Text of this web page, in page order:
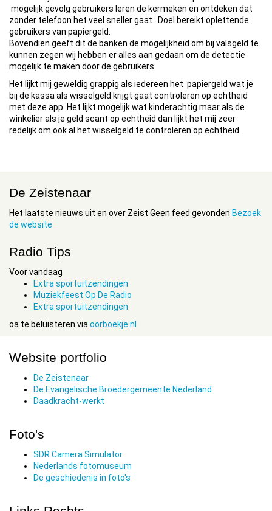
mogelijk gevolg gebruikers leren de kermeken en ontdeken dat
zonder telefoon het veel sneller gaat. Doel bereikt oplettende
gebruikers van papiergeld.
Bovendien geeft dit de banken de mogelijkheid om bij valsgeld te
kunnen zegen wij hebben er alles aan gedaan om de detectie
mogelijk te maken door de gebruikers.
Het lijkt mij geweldig grappig als iedereen het papiergeld wat je
bij de kassa als wisselgeld krijgt gaat controleren op echtheid
met deze app. Het lijkt mogelijk wat kinderachtig maar als de
winkelier als je geld scant op echtheid dan lijkt het mij zeer
redelijk om ook al het wisselgeld te controleren op echtheid.
De Zeistenaar
Het laatste nieuws uit en over Zeist Geen feed gevonden Bezoek
de website
Radio Tips
Voor vandaag
Extra sportuitzendingen
Muziekfeest Op De Radio
Extra sportuitzendingen
oa te beluisteren via oorboekje.nl
Website portfolio
De Zeistenaar
De Evangelische Broedergemeente Nederland
Daadkracht-werkt
Foto's
SDR Camera Simulator
Nederlands fotomuseum
De geschiedenis in foto's